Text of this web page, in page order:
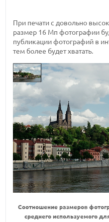
При печати с довольно
размер 16 Мп фотографии
публикации фотографий в
тем более будет хватать.
Соотношение размеров
среднего используемого